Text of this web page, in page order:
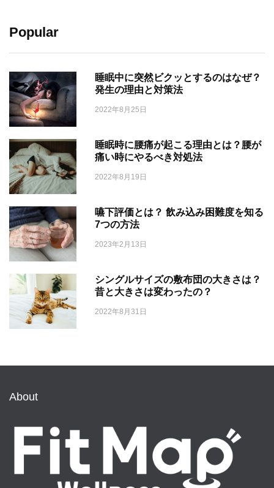
Popular
睡眠中に突然ビクッとするのはなぜ？
発生の理由と対策法
2022年8月25日
睡眠時に腰痛が起こる理由とは？腰が
痛い時にやるべき対処法
2022年8月19日
嚥下評価とは？ 飲み込み困難度を知る
7つの方法
2023年2月13日
シングルサイズの敷布団の大きさは？
昔と大きさは変わったの？
2022年8月31日
About